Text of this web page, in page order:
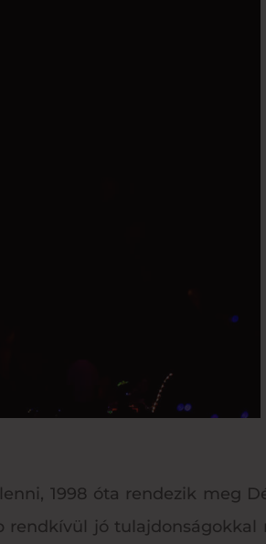
1998 óta rendezik meg
rendkívül jó tulajdonságokkal